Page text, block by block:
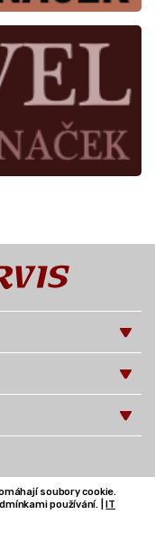
soubory cookie.
používání. |IT